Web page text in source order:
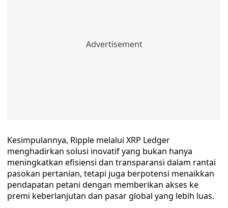
Kesimpulannya, Ripple melalui XRP Ledger
menghadirkan solusi inovatif yang bukan hanya
meningkatkan efisiensi dan transparansi dalam rantai
pasokan pertanian, tetapi juga berpotensi menaikkan
pendapatan petani dengan memberikan akses ke
premi keberlanjutan dan pasar global yang lebih luas.